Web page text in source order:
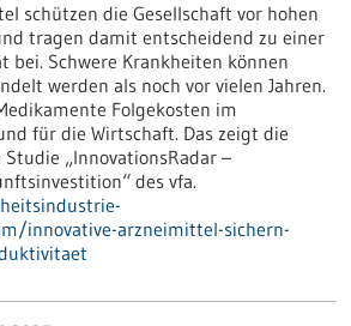
schützen die Gesellschaft vor hohen
tragen damit entscheidend zu einer
bei. Schwere Krankheiten können
werden als noch vor vielen Jahren.
Folgekosten im
für die Wirtschaft. Das zeigt die
„InnovationsRadar –
des vfa.
innovative-arzneimittel-sichern-